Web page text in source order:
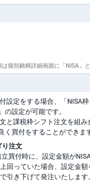
個別銘柄詳細画面に「NISA」と
設定をする場合、「NISA枠
の設定が可能です。
と課税枠シフト注文を組
く買付をすることができま
り注文
買付時に、設定金額が
回っていた場合、設定金
引き下げて発注いたします。